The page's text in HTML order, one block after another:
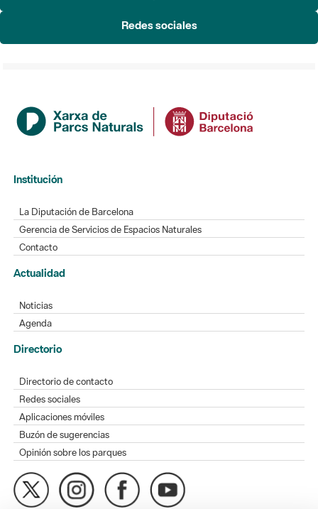
Redes sociales
Institución
La Diputación de Barcelona
Gerencia de Servicios de Espacios Naturales
Contacto
Actualidad
Noticias
Agenda
Directorio
Directorio de contacto
Redes sociales
Aplicaciones móviles
Buzón de sugerencias
Opinión sobre los parques